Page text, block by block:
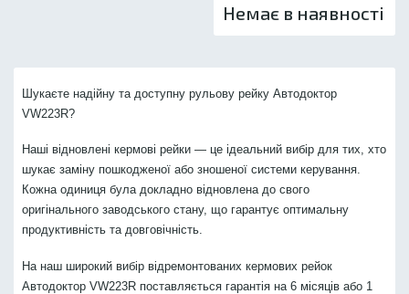
Немає в наявності
Шукаєте надійну та доступну рульову рейку Автодоктор
VW223R?
Наші відновлені кермові рейки — це ідеальний вибір для тих, хто
шукає заміну пошкодженої або зношеної системи керування.
Кожна одиниця була докладно відновлена до свого
оригінального заводського стану, що гарантує оптимальну
продуктивність та довговічність.
На наш широкий вибір відремонтованих кермових рейок
Автодоктор VW223R поставляється гарантія на 6 місяців або 1